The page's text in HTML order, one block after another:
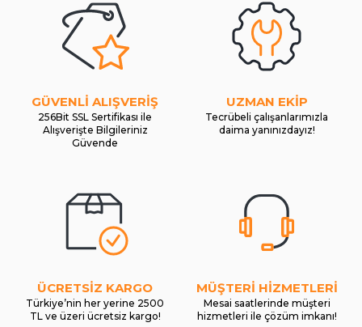
GÜVENLİ ALIŞVERİŞ
256Bit SSL Sertifikası ile
Alışverişte Bilgileriniz
Güvende
UZMAN EKİP
Tecrübeli çalışanlarımızla
daima yanınızdayız!
ÜCRETSİZ KARGO
Türkiye’nin her yerine 2500
TL ve üzeri ücretsiz kargo!
MÜŞTERİ HİZMETLERİ
Mesai saatlerinde müşteri
hizmetleri ile çözüm imkanı!